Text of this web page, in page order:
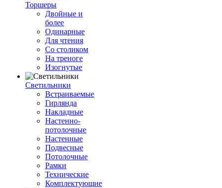
Торшеры
Двойные и
более
Одинарные
Для чтения
Со столиком
На треноге
Изогнутые
Светильники
Встраиваемые
Гирлянда
Накладные
Настенно-
потолочные
Настенные
Подвесные
Потолочные
Рамки
Технические
Комплектующие